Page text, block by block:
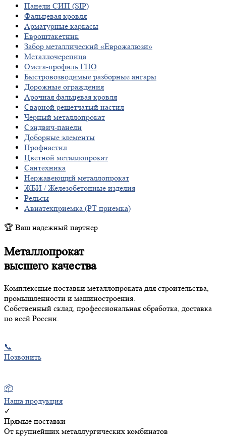
Панели СИП (SIP)
Фальцевая кровля
Арматурные каркасы
Евроштакетник
Забор металлический «Еврожалюзи»
Металлочерепица
Омега-профиль ГПО
Быстровозводимые разборные ангары
Дорожные ограждения
Арочная фальцевая кровля
Сварной решетчатый настил
Черный металлопрокат
Сэндвич-панели
Доборные элементы
Профнастил
Цветной металлопрокат
Сантехника
Нержавеющий металлопрокат
ЖБИ / Железобетонные изделия
Рельсы
Авиатехприемка (РТ приемка)
🏆 Ваш надежный партнер
Металлопрокат
высшего качества
Комплексные поставки металлопроката для строительства,
промышленности и машиностроения.
Собственный склад, профессиональная обработка, доставка
по всей России.
📞
Позвонить
📦
Наша продукция
✓
Прямые поставки
От крупнейших металлургических комбинатов